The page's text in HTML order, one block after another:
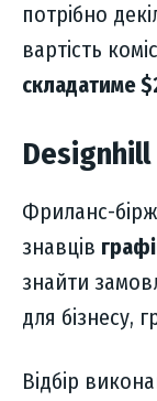
потрібно
вартість
складатиме
Designhill
Фриланс-
знавців
знайти
для бізнесу,
Відбір